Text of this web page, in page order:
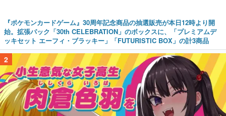
『ポケモンカードゲーム』30周年記念商品の抽選販売が本日12時より開
始。拡張パック「30th CELEBRATION」のボックスに、「プレミアムデ
ッキセット エーフィ・ブラッキー」「FUTURISTIC BOX」の計3商品
2